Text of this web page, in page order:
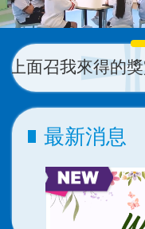
召我來得的獎賞
最新消息